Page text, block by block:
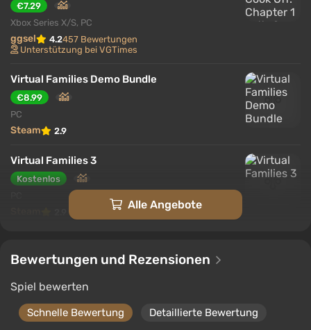
€7.29
Xbox Series X/S, PC
ggsel 4.2457 Bewertungen
Unterstützung bei VGTimes
Virtual Families Demo Bundle
€8.99
PC
Steam 2.9
Virtual Families 3
Kostenlos
Kostenlos
Steam 2.9
Virtual Families 3: Our Country Home Xbox
Alle Angebote
Bewertungen und Rezensionen
Spiel bewerten
Schnelle Bewertung Detaillierte Bewertung